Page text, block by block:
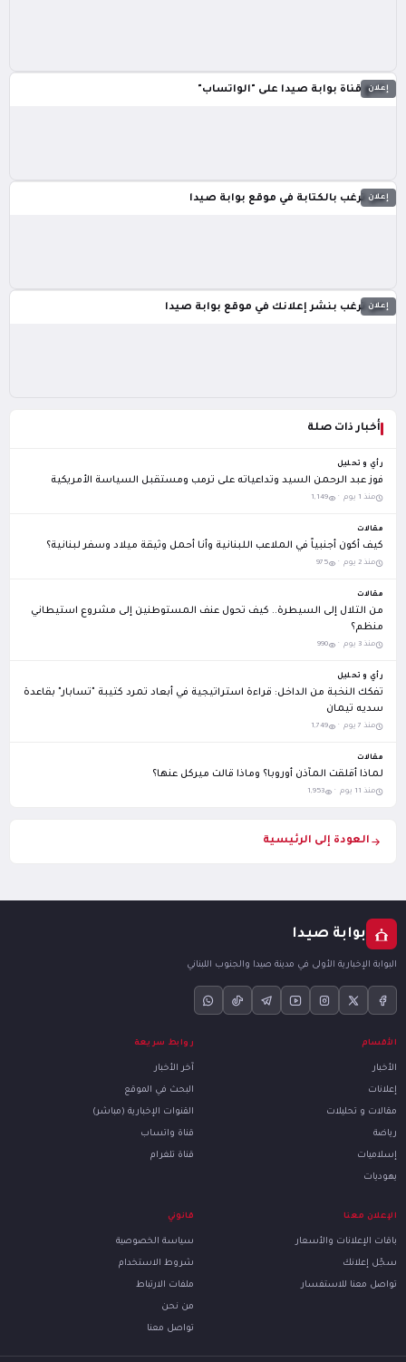
إعلان
تابع قناة بوابة صيدا على "الواتساب"
إعلان
هل ترغب بالكتابة في موقع بوابة صيدا
إعلان
هل ترغب بنشر إعلانك في موقع بوابة صيدا
أخبار ذات صلة
رأي و تحليل
فوز عبد الرحمن السيد وتداعياته على ترمب ومستقبل السياسة الأمريكية
منذ 1 يوم · 1,149
مقالات
كيف أكون أجنبياً في الملاعب اللبنانية وأنا أحمل وثيقة ميلاد وسفر لبنانية؟
منذ 2 يوم · 975
مقالات
من التلال إلى السيطرة.. كيف تحول عنف المستوطنين إلى مشروع استيطاني
منظم؟
منذ 3 يوم · 990
رأي و تحليل
تفكك النخبة من الداخل: قراءة استراتيجية في أبعاد تمرد كتيبة "تسابار" بقاعدة
سديه تيمان
منذ 7 يوم · 1,749
مقالات
لماذا أقلقت المآذن أوروبا؟ وماذا قالت ميركل عنها؟
منذ 11 يوم · 1,953
العودة إلى الرئيسية
بوابة صيدا
البوابة الإخبارية الأولى في مدينة صيدا والجنوب اللبناني
الأقسام
الأخبار
إعلانات
مقالات و تحليلات
رياضة
إسلاميات
يهوديات
روابط سريعة
آخر الأخبار
البحث في الموقع
القنوات الإخبارية (مباشر)
قناة واتساب
قناة تلغرام
الإعلان معنا
باقات الإعلانات والأسعار
سجّل إعلانك
تواصل معنا للاستفسار
قانوني
سياسة الخصوصية
شروط الاستخدام
ملفات الارتباط
من نحن
تواصل معنا